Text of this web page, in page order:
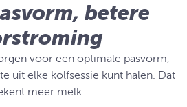
betere
voor een optimale pasvorm,
uit elke kolfsessie kunt halen. Dat
meer melk.